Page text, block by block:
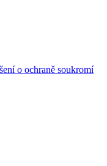
o ochraně soukromí